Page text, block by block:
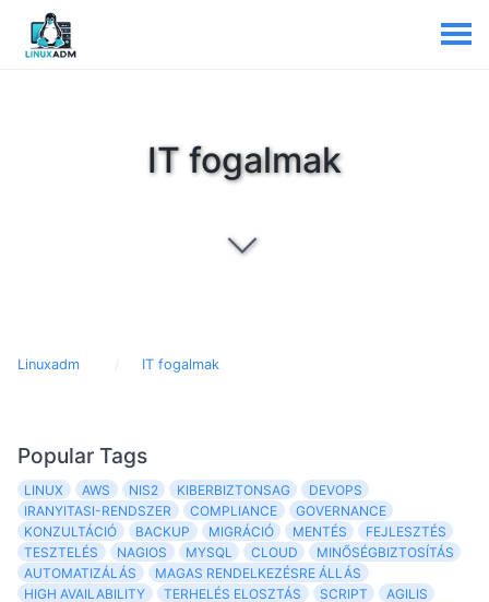
IT fogalmak
Linuxadm IT fogalmak
Popular Tags
LINUX AWS NIS2 KIBERBIZTONSAG
DEVOPS
IRANYITASI-RENDSZER
COMPLIANCE
GOVERNANCE
KONZULTÁCIÓ
BACKUP MIGRÁCIÓ MENTÉS
FEJLESZTÉS
TESZTELÉS
NAGIOS MYSQL CLOUD
MINŐSÉGBIZTOSÍTÁS
AUTOMATIZÁLÁS
MAGAS RENDELKEZÉSRE ÁLLÁS
HIGH AVAILABILITY
TERHELÉS ELOSZTÁS SCRIPT
AGILIS